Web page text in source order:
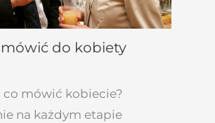
do kobiety
co mówić kobiecie?
na każdym etapie